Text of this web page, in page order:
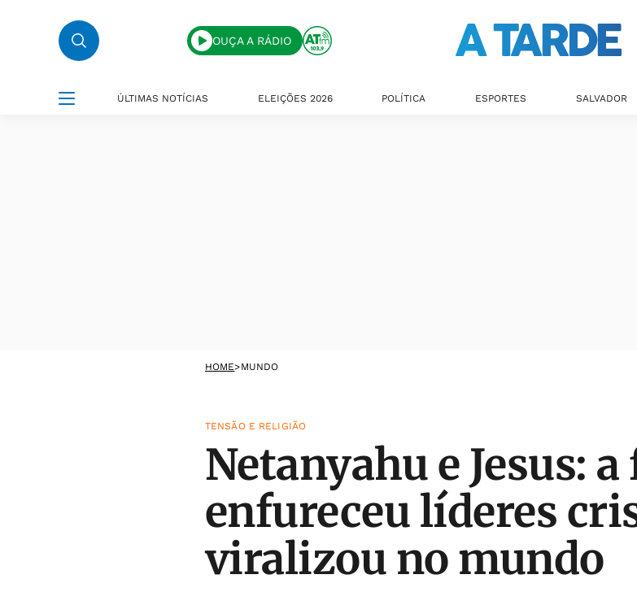
OUÇA A RÁDIO
ÚLTIMAS NOTÍCIAS ELEIÇÕES 2026 POLÍTICA ESPORTES SALVADOR
HOME>MUNDO
TENSÃO E RELIGIÃO
Netanyahu e Jesus:
enfureceu líderes
viralizou no mundo